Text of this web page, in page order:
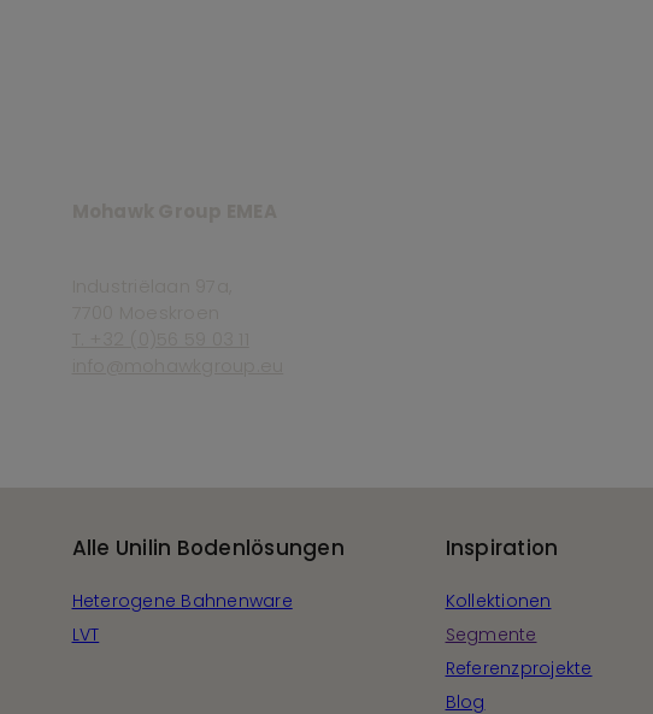
Alle Unilin Bodenlösungen
Heterogene Bahnenware
LVT
Inspiration
Kollektionen
Segmente
Referenzprojekte
Blog